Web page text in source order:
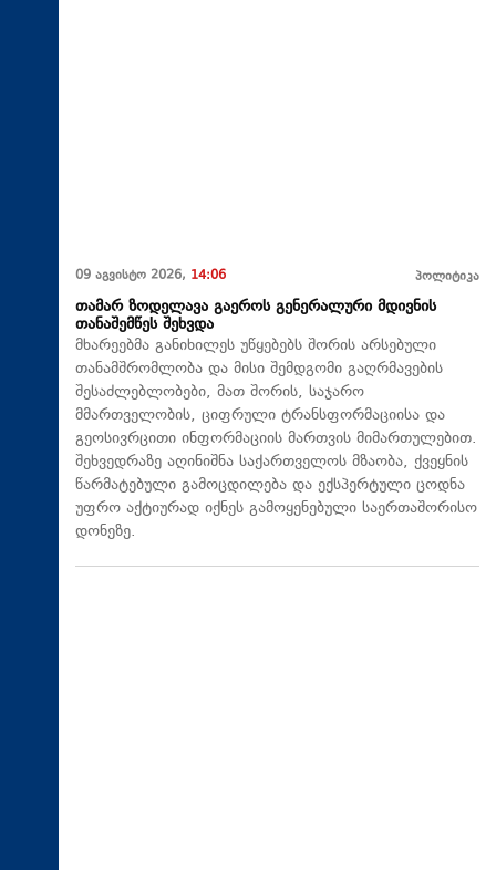
09 აგვისტო 2026, 14:06 პოლიტიკა
თამარ ზოდელავა გაეროს გენერალური მდივნის
თანაშემწეს შეხვდა
მხარეებმა განიხილეს უწყებებს შორის არსებული
თანამშრომლობა და მისი შემდგომი გაღრმავების
შესაძლებლობები, მათ შორის, საჯარო
მმართველობის, ციფრული ტრანსფორმაციისა და
გეოსივრცითი ინფორმაციის მართვის მიმართულებით.
შეხვედრაზე აღინიშნა საქართველოს მზაობა, ქვეყნის
წარმატებული გამოცდილება და ექსპერტული ცოდნა
უფრო აქტიურად იქნეს გამოყენებული საერთაშორისო
დონეზე.